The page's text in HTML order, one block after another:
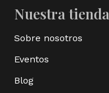
Nuestra tienda
Sobre nosotros
Eventos
Blog